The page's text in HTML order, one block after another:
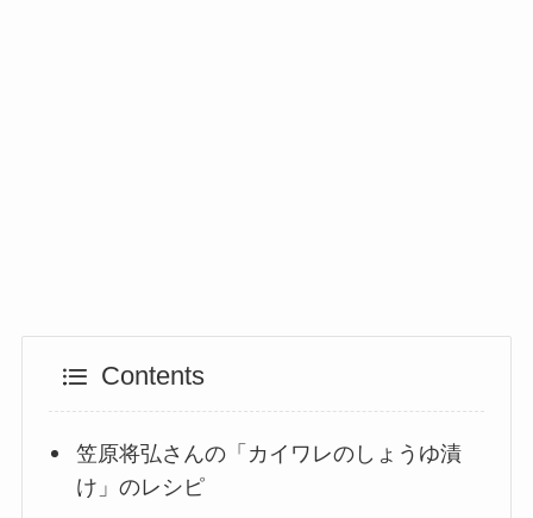
Contents
笠原将弘さんの「カイワレのしょうゆ漬
け」のレシピ